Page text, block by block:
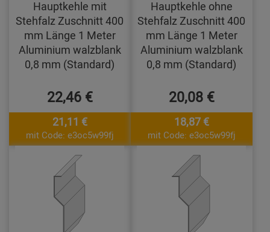
Hauptkehle mit
Stehfalz Zuschnitt 400
mm Länge 1 Meter
Aluminium walzblank
0,8 mm (Standard)
22,46 €
21,11 €
mit Code: e3oc5w99fj
Hauptkehle ohne
Stehfalz Zuschnitt 400
mm Länge 1 Meter
Aluminium walzblank
0,8 mm (Standard)
20,08 €
18,87 €
mit Code: e3oc5w99fj